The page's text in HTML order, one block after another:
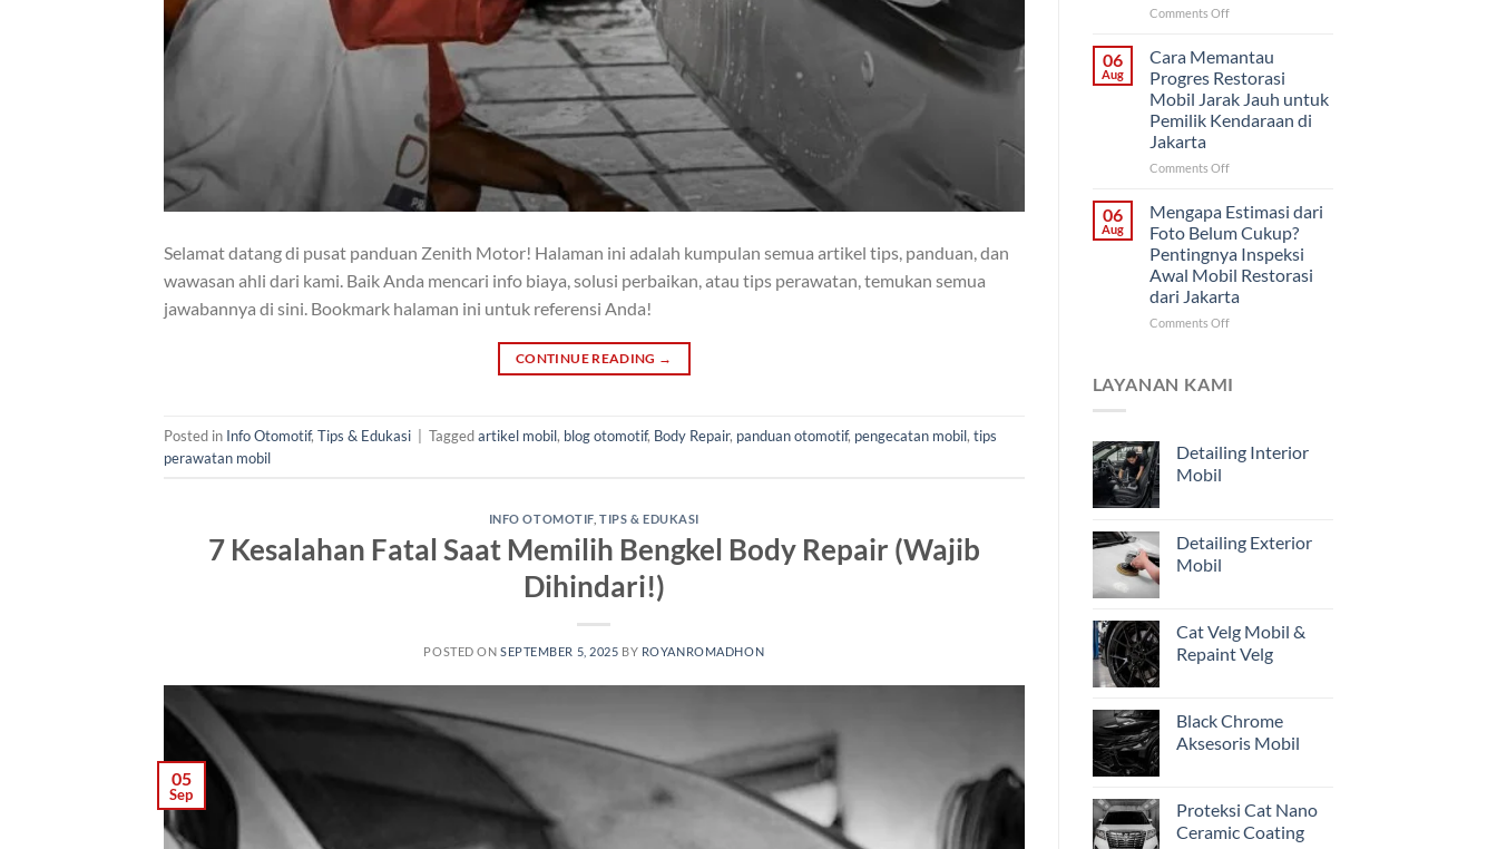
Selamat datang di pusat panduan Zenith Motor! Halaman ini adalah kumpulan semua artikel tips, panduan, dan
wawasan ahli dari kami. Baik Anda mencari info biaya, solusi perbaikan, atau tips perawatan, temukan semua
jawabannya di sini. Bookmark halaman ini untuk referensi Anda!
CONTINUE READING →
Posted in Info Otomotif, Tips & Edukasi Taggedartikel mobil, blog otomotif, Body Repair, panduan otomotif, pengecatan mobil, tips
perawatan mobil
INFO OTOMOTIF,TIPS & EDUKASI
7 Kesalahan Fatal Saat Memilih Bengkel Body Repair (Wajib
Dihindari!)
POSTED ONSEPTEMBER 5, 2025 BY ROYANROMADHON
05
Sep
Cara
Penanganan
Mobil
Tua
dari
Malang
Comments Offon
Mobil
Harian
dari
Malang:
Bagian
yang
06
Aug
Cara Memantau
Progres Restorasi
Mobil Jarak Jauh untuk
Pemilik Kendaraan di
Jakarta
Comments Offon
Memantau
Progres
Restorasi
Mobil
Jarak
Jauh
untuk
Jakarta
06
Aug
Mengapa Estimasi dari
Foto Belum Cukup?
Pentingnya Inspeksi
Awal Mobil Restorasi
dari Jakarta
Comments Offon
dari
Pentingnya
dari
LAYANAN KAMI
Detailing Interior
Mobil
Detailing Exterior
Mobil
Cat Velg Mobil &
Repaint Velg
Black Chrome
Aksesoris Mobil
Proteksi Cat Nano
Ceramic Coating